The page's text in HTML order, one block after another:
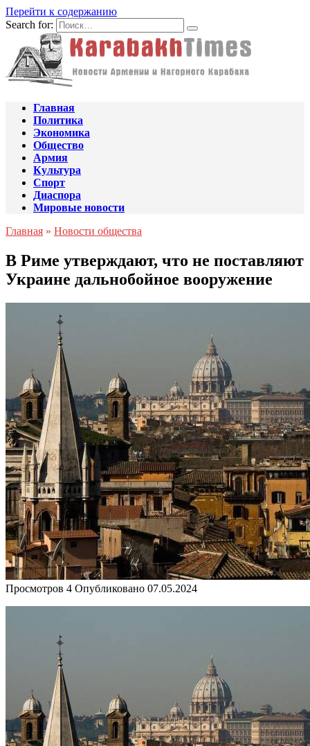
Перейти к содержанию
Search for:
Главная
Политика
Экономика
Общество
Армия
Культура
Спорт
Диаспора
Мировые новости
Главная » Новости общества
В Риме утверждают, что не поставляют
Украине дальнобойное вооружение
Просмотров 4 Опубликовано 07.05.2024